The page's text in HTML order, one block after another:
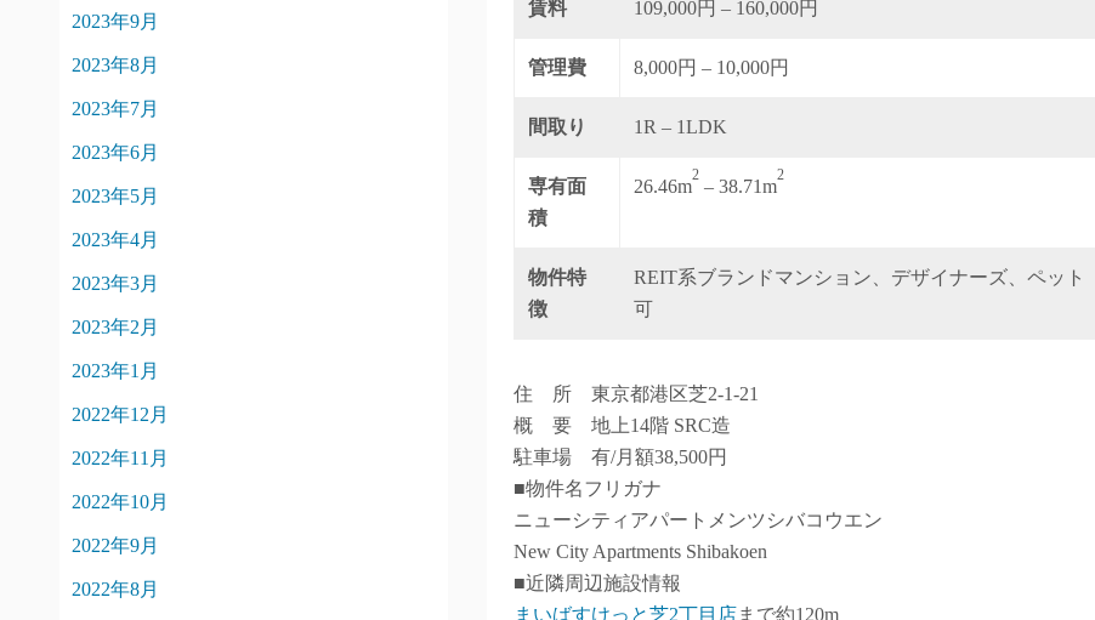
賃料 109,000円 – 160,000円
管理費 8,000円 – 10,000円
間取り 1R – 1LDK
専有面
積
26.46m
2
– 38.71m
2
物件特
徴
REIT系ブランドマンション、デザイナーズ、ペット
可
住 所 東京都港区芝2-1-21
概 要 地上14階 SRC造
駐車場 有/月額38,500円
■物件名フリガナ
ニューシティアパートメンツシバコウエン
New City Apartments Shibakoen
■近隣周辺施設情報
まいばすけっと芝2丁目店まで約120m
2023年9月
2023年8月
2023年7月
2023年6月
2023年5月
2023年4月
2023年3月
2023年2月
2023年1月
2022年12月
2022年11月
2022年10月
2022年9月
2022年8月